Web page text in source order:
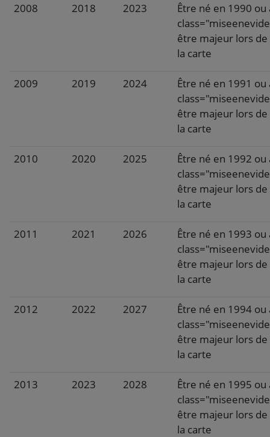
2008 2018 2023
Être né en 1990 ou
être majeur lors
la carte
2009 2019 2024
Être né en 1991 ou
être majeur lors
la carte
2010 2020 2025
Être né en 1992 ou
être majeur lors
la carte
2011 2021 2026
Être né en 1993 ou
être majeur lors
la carte
2012 2022 2027
Être né en 1994 ou
être majeur lors
la carte
2013 2023 2028
Être né en 1995 ou
être majeur lors
la carte